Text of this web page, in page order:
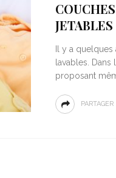
JETABLES
Il y a
lavables.
proposant
PARTAGER